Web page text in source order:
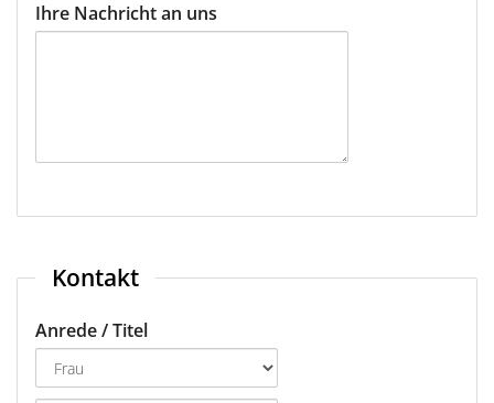
Dresden
Hamburg
Ihre Nachricht an uns
Kontakt
Anrede / Titel